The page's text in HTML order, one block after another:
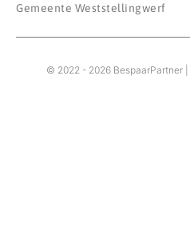
Gemeente Weststellingwerf
© 2022 - 2026 BespaarPartner